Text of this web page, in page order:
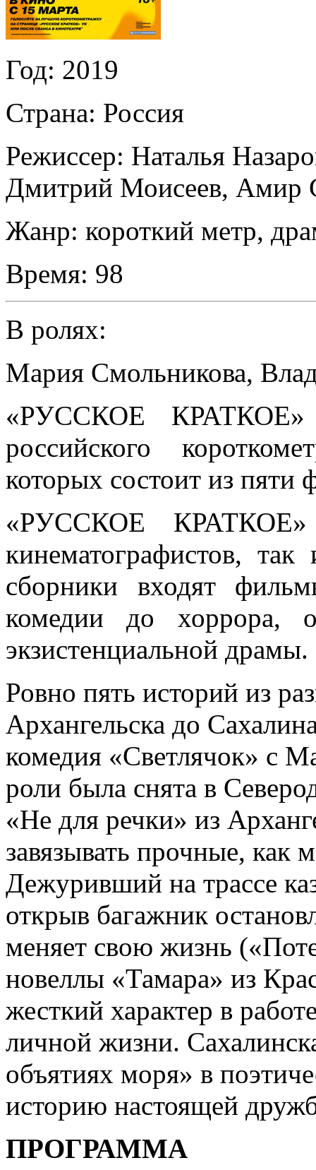
Год: 2019
Страна: Россия
Режиссер: Наталья
Дмитрий Моисеев, Амир
Жанр: короткий метр,
Время: 98
В ролях:
Мария Смольникова,
«РУССКОЕ
российского
которых состоит из пяти
«РУССКОЕ КРАТКОЕ»
кинематографистов,
сборники входят
комедии до хоррора,
экзистенциальной драмы.
Ровно пять историй из
Архангельска до
комедия «Светлячок» с
роли была снята в
«Не для речки» из
завязывать прочные, как
Дежуривший на трассе
открыв багажник
меняет свою жизнь
новеллы «Тамара» из
жесткий характер в
личной жизни.
объятиях моря» в
историю настоящей
ПРОГРАММА